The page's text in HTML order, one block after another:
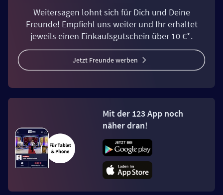
Weitersagen lohnt sich für Dich und Deine
Freunde! Empfiehl uns weiter und Ihr erhaltet
jeweils einen Einkaufsgutschein über 10 €*.
Jetzt Freunde werben
Mit der 123 App noch
näher dran!